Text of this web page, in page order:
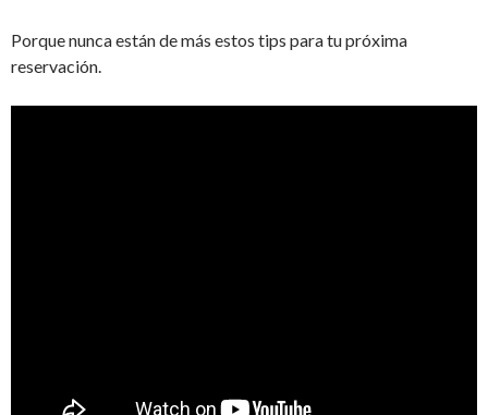
Porque nunca están de más estos tips para tu próxima
reservación.